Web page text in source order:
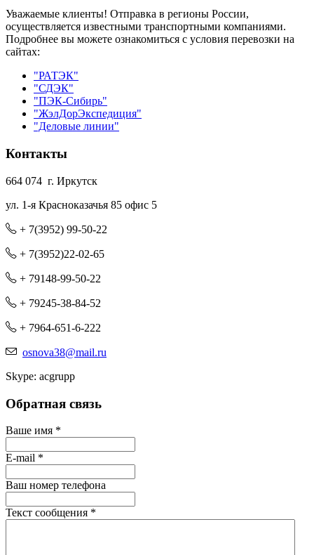
Уважаемые клиенты! Отправка в регионы России,
осуществляется известными транспортными компаниями.
Подробнее вы можете ознакомиться с условия перевозки на
сайтах:
"РАТЭК"
"СДЭК"
"ПЭК-Сибирь"
"ЖэлДорЭкспедиция"
"Деловые линии"
Контакты
664 074 г. Иркутск
ул. 1-я Красноказачья 85 офис 5
+ 7(3952) 99-50-22
+ 7(3952)22-02-65
+ 79148-99-50-22
+ 79245-38-84-52
+ 7964-651-6-222
osnova38@mail.ru
Skype: acgrupp
Обратная связь
Ваше имя *
E-mail *
Ваш номер телефона
Текст сообщения *